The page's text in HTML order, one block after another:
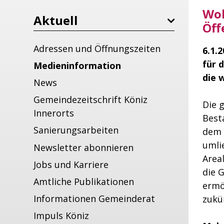
Aktuell
Adressen und Öffnungszeiten
Medieninformation
News
Gemeindezeitschrift Köniz
Innerorts
Sanierungsarbeiten
Newsletter abonnieren
Jobs und Karriere
Amtliche Publikationen
Informationen Gemeinderat
Impuls Köniz
für
die
Die
die